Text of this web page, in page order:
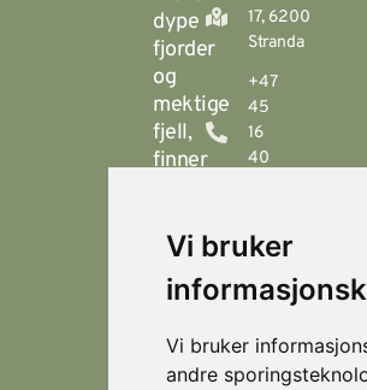
Vi bruker
Vi bruker
andre
dype
fjorder
og
mektige
fjell,
finner
- en
helårsdestinasjon
som
på
flotte
17, 6200
Stranda
+47
45
16
40
Fjellsætra
© 2026
Visit